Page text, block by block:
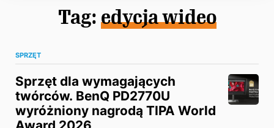
Tag: edycja wideo
SPRZĘT
Sprzęt dla wymagających
twórców. BenQ PD2770U
wyróżniony nagrodą TIPA World